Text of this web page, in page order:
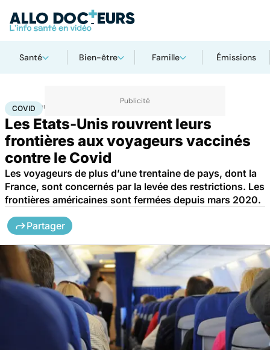
Santé Bien-être Famille Émissions
Accueil Santé Maladies infectieuses
COVID
Les Etats-Unis rouvrent leurs
frontières aux voyageurs vaccinés
contre le Covid
Les voyageurs de plus d’une trentaine de pays, dont la
France, sont concernés par la levée des restrictions. Les
frontières américaines sont fermées depuis mars 2020.
Partager